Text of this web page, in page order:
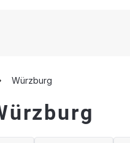
Würzburg